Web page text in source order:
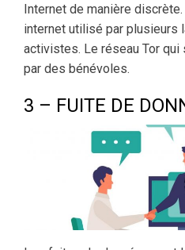
Internet de manière
internet utilisé par plusieurs
activistes. Le réseau Tor
par des bénévoles.
3 – FUITE DE